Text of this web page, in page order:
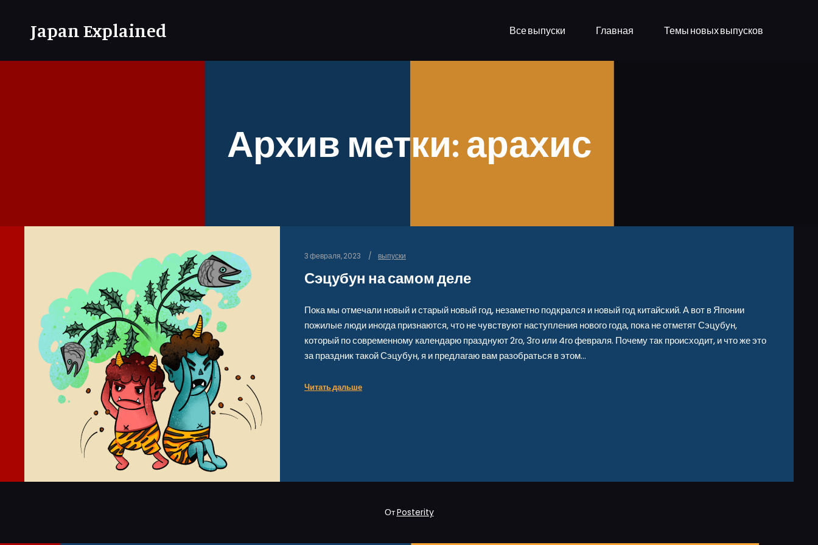
Japan Explained Все выпуски Главная Темы новых выпусков
Архив метки:арахис
3 февраля, 2023 выпуски
Сэцубун на самом деле
Пока мы отмечали новый и старый новый год, незаметно подкрался и новый год китайский. А вот в Японии
пожилые люди иногда признаются, что не чувствуют наступления нового года, пока не отметят Сэцубун,
который по современному календарю празднуют 2го, 3го или 4го февраля. Почему так происходит, и что же это
за праздник такой Сэцубун, я и предлагаю вам разобраться в этом…
Читать дальше
ОтPosterity